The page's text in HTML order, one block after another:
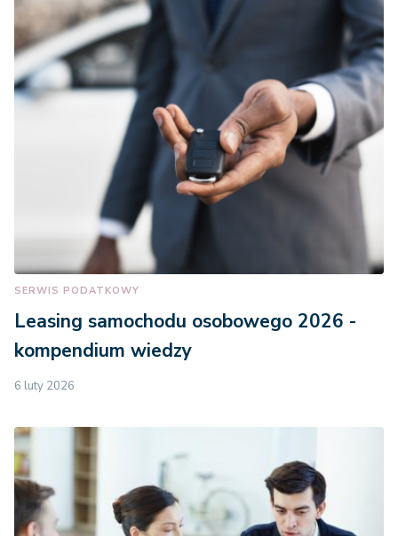
SERWIS PODATKOWY
Leasing samochodu osobowego 2026 -
kompendium wiedzy
6 luty 2026